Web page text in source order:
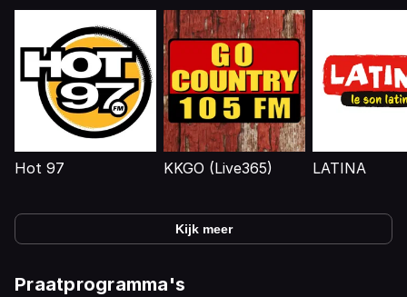
Hot 97 KKGO (Live365) LATINA
Kijk meer
Praatprogramma's